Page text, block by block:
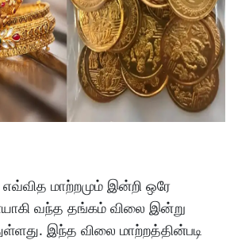
மாற்றமும் இன்றி ஒரே
வந்த தங்கம் விலை இன்று
இந்த விலை மாற்றத்தின்படி